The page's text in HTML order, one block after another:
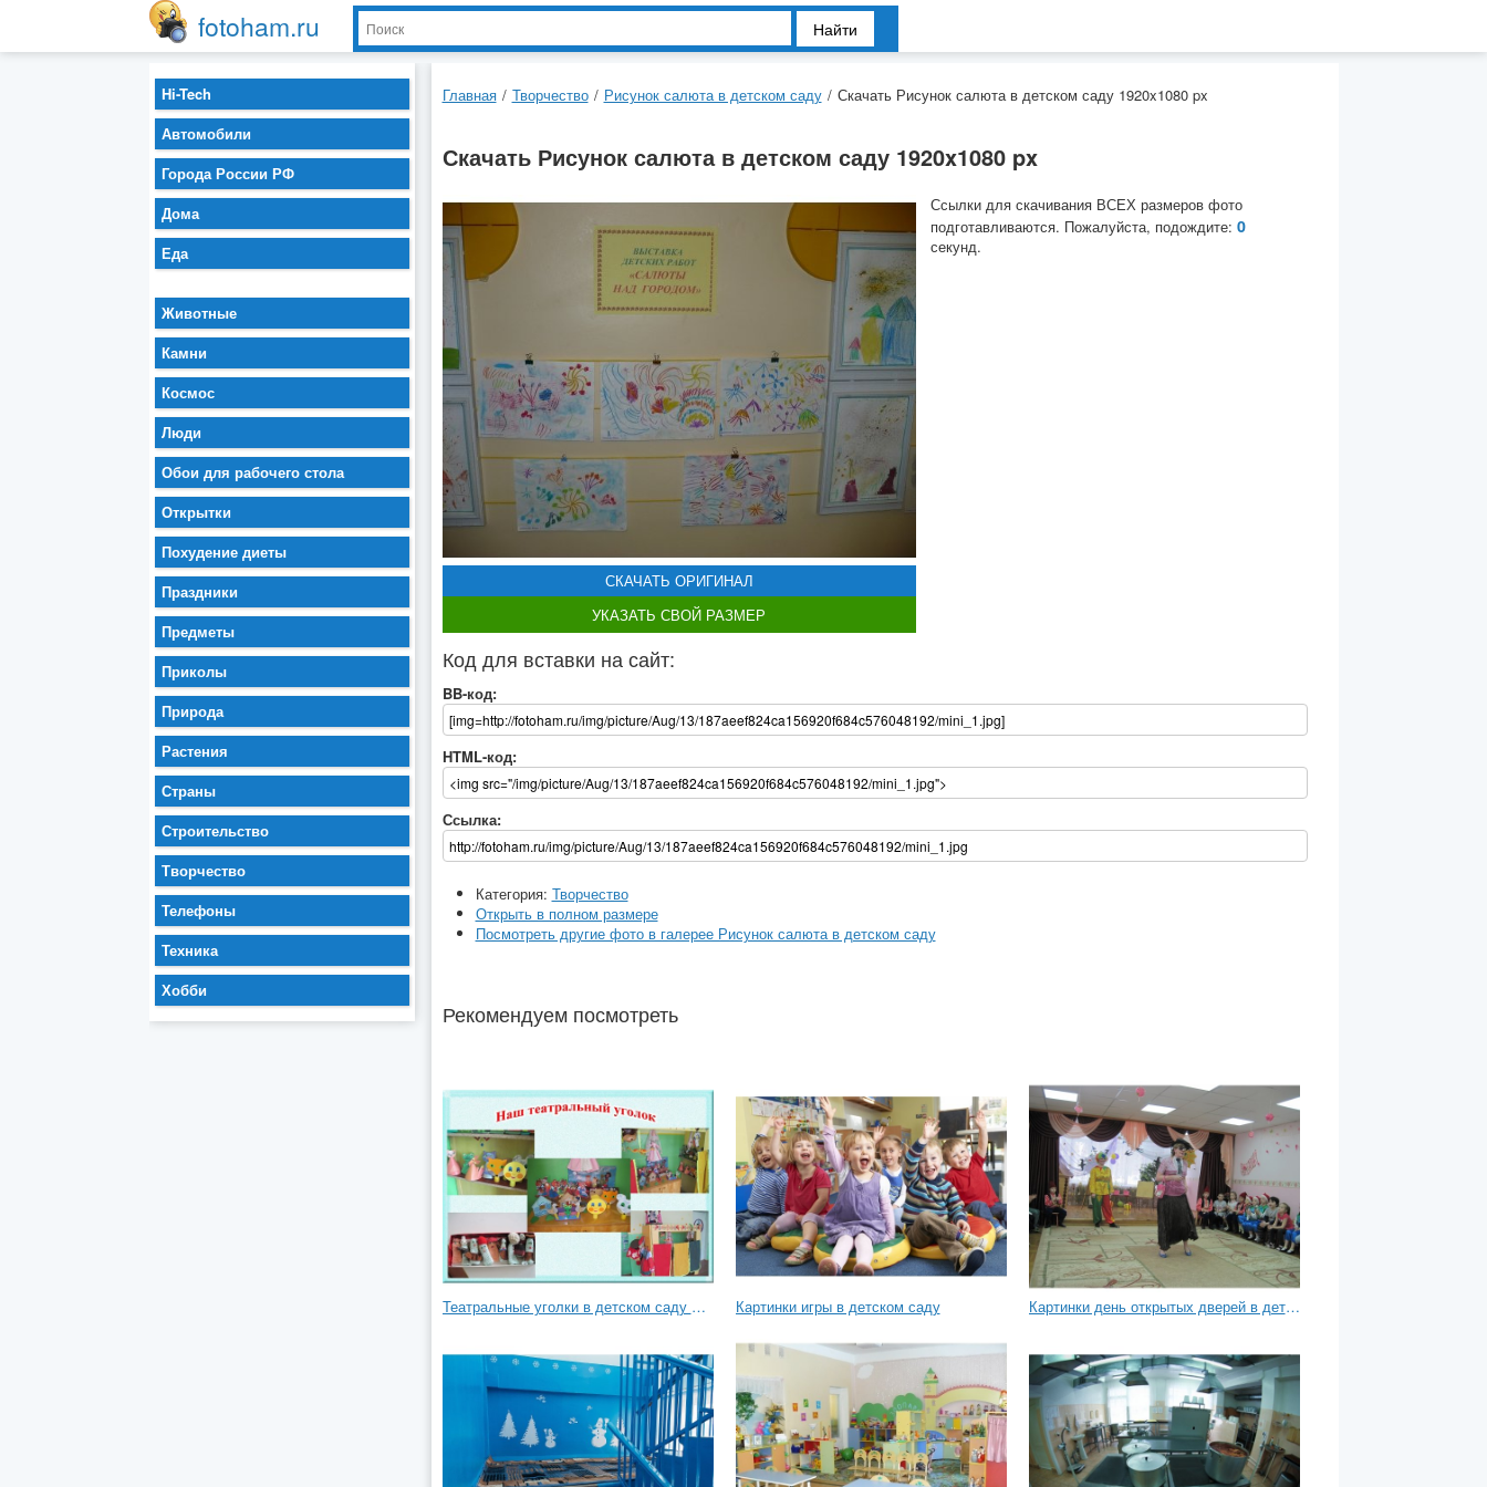
fotoham.ru Найти
Главная / Творчество / Рисунок салюта в детском саду / Скачать Рисунок салюта в детском саду 1920x1080 px
Скачать Рисунок салюта в детском саду 1920x1080 px
СКАЧАТЬ ОРИГИНАЛ
УКАЗАТЬ СВОЙ РАЗМЕР
Ссылки для скачивания ВСЕХ размеров фото
подготавливаются. Пожалуйста, подождите: 0
секунд.
Код для вставки на сайт:
BB-код:
HTML-код:
Ссылка:
Категория: Творчество
Открыть в полном размере
Посмотреть другие фото в галерее Рисунок салюта в детском саду
Рекомендуем посмотреть
Театральные уголки в детском саду фото Картинки игры в детском саду Картинки день открытых дверей в детском саду
Hi-Tech
Автомобили
Города России РФ
Дома
Еда
Животные
Камни
Космос
Люди
Обои для рабочего стола
Открытки
Похудение диеты
Праздники
Предметы
Приколы
Природа
Растения
Страны
Строительство
Творчество
Телефоны
Техника
Хобби